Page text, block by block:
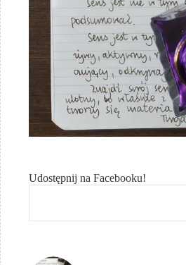
Udostępnij na Facebooku!